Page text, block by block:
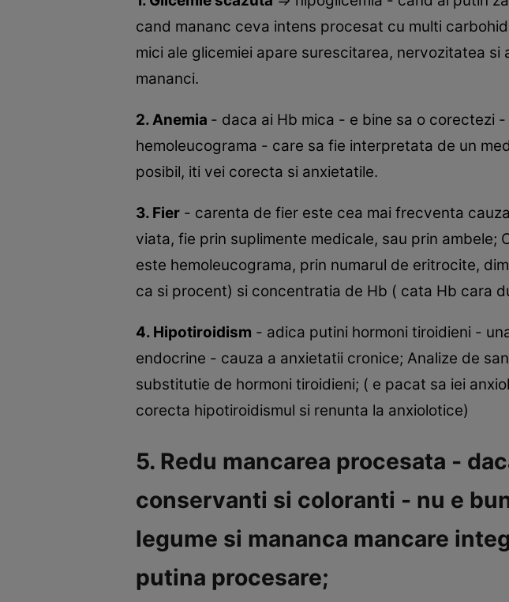
cand mananc ceva intens procesat cu multi
mici ale glicemiei apare surescitarea, nervozitatea
mananci.
2. Anemia - daca ai Hb mica - e bine sa o corectezi
hemoleucograma - care sa fie interpretata de un
posibil, iti vei corecta si anxietatile.
3. Fier - carenta de fier este cea mai frecventa
viata, fie prin suplimente medicale, sau prin ambele;
este hemoleucograma, prin numarul de eritrocite,
ca si procent) si concentratia de Hb ( cata Hb cara
4. Hipotiroidism - adica putini hormoni tiroidieni -
endocrine - cauza a anxietatii cronice; Analize de
substitutie de hormoni tiroidieni; ( e pacat sa iei
corecta hipotiroidismul si renunta la anxiolotice)
5. Redu mancarea procesata -
conservanti si coloranti - nu e
legume si mananca mancare
putina procesare;